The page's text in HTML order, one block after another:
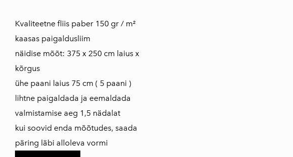
Kvaliteetne fliis paber 150 gr / m²
kaasas paigaldusliim
näidise mõõt: 375 x 250 cm laius x
kõrgus
ühe paani laius 75 cm ( 5 paani )
lihtne paigaldada ja eemaldada
valmistamise aeg 1,5 nädalat
kui soovid enda mõõtudes, saada
päring läbi alloleva vormi